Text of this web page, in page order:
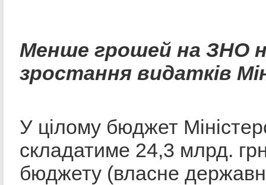
Менше грошей на ЗНО
зростання видатків
У цілому бюджет
складатиме 24,3 млрд.
бюджету (власне